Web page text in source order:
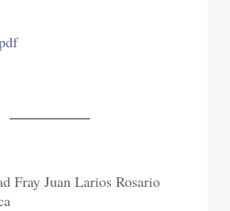
Fray Juan Larios Rosario